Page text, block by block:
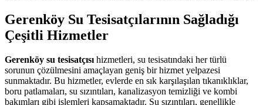
Gerenköy Su Tesisatçılarının Sağladığı
Çeşitli Hizmetler
Gerenköy su tesisatçısıhizmetleri, su tesisatındaki her türlü
sorunun çözülmesini amaçlayan geniş bir hizmet yelpazesi
sunmaktadır. Bu hizmetler, evlerde en sık karşılaşılan tıkanıklıklar,
boru patlamaları, su sızıntıları, kanalizasyon temizliği ve kombi
bakımları gibi işlemleri kapsamaktadır. Su sızıntıları, genellikle